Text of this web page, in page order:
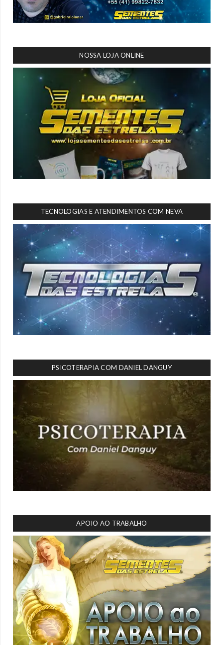
NOSSA LOJA ONLINE
TECNOLOGIAS E ATENDIMENTOS COM NEVA
PSICOTERAPIA COM DANIEL DANGUY
APOIO AO TRABALHO